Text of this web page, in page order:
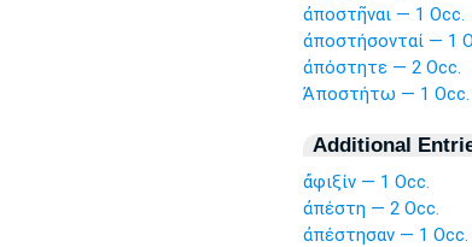
ἀποστῆναι — 1 Occ.
ἀποστήσονταί — 1
ἀπόστητε — 2 Occ.
Ἀποστήτω — 1 Occ.
Additional
ἄφιξίν — 1 Occ.
ἀπέστη — 2 Occ.
ἀπέστησαν — 1 Occ.